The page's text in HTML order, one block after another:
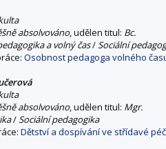
absolvováno, udělen titul: Bc.
a volný čas/Sociální
Osobnost pedagoga volného
absolvováno, udělen titul: Mgr.
/Sociální pedagogika
Dětství a dospívání ve střídavé